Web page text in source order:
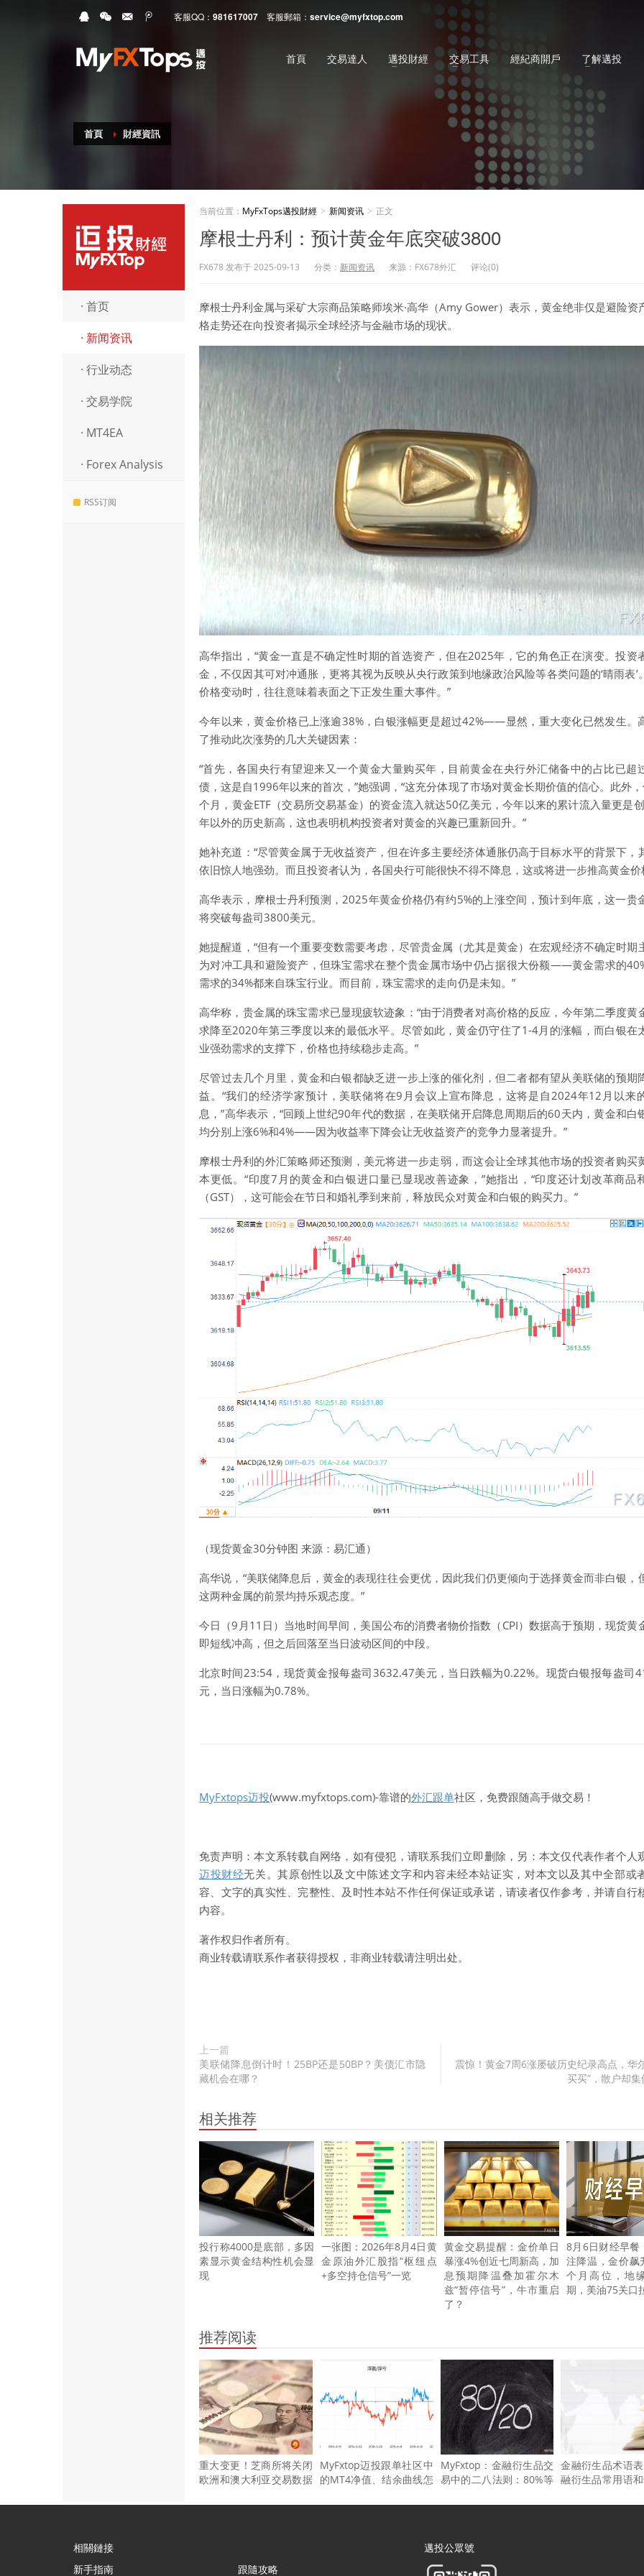
客服QQ： 981617007 客服郵箱： service@myfxtop.com
首頁 交易達人 邁投財經 交易工具 經紀商開戶 了解邁投
首頁 財經資訊
· 首页
· 新闻资讯
· 行业动态
· 交易学院
· MT4EA
· Forex Analysis
RSS订阅
当前位置： MyFxTops邁投財經 > 新闻资讯 > 正文
摩根士丹利：预计黄金年底突破3800
FX678 发布于 2025-09-13 分类： 新闻资讯 来源：FX678外汇 评论(0)
摩根士丹利金属与采矿大宗商品策略师埃米·高华（Amy Gower）表示，黄金绝非仅是避险资
格走势还在向投资者揭示全球经济与金融市场的现状。
高华指出，“黄金一直是不确定性时期的首选资产，但在2025年，它的角色正在演变。投资
金，不仅因其可对冲通胀，更将其视为反映从央行政策到地缘政治风险等各类问题的‘晴雨表’
价格变动时，往往意味着表面之下正发生重大事件。”
今年以来，黄金价格已上涨逾38%，白银涨幅更是超过42%——显然，重大变化已然发生。
了推动此次涨势的几大关键因素：
“首先，各国央行有望迎来又一个黄金大量购买年，目前黄金在央行外汇储备中的占比已超
债，这是自1996年以来的首次，”她强调，“这充分体现了市场对黄金长期价值的信心。此外
个月，黄金ETF（交易所交易基金）的资金流入就达50亿美元，今年以来的累计流入量更是
年以外的历史新高，这也表明机构投资者对黄金的兴趣已重新回升。”
她补充道：“尽管黄金属于无收益资产，但在许多主要经济体通胀仍高于目标水平的背景下，
依旧惊人地强劲。而且投资者认为，各国央行可能很快不得不降息，这或将进一步推高黄金价
高华表示，摩根士丹利预测，2025年黄金价格仍有约5%的上涨空间，预计到年底，这一贵
将突破每盎司3800美元。
她提醒道，“但有一个重要变数需要考虑，尽管贵金属（尤其是黄金）在宏观经济不确定时期
为对冲工具和避险资产，但珠宝需求在整个贵金属市场中仍占据很大份额——黄金需求的
需求的34%都来自珠宝行业。而目前，珠宝需求的走向仍是未知。”
高华称，贵金属的珠宝需求已显现疲软迹象：“由于消费者对高价格的反应，今年第二季度黄
求降至2020年第三季度以来的最低水平。尽管如此，黄金仍守住了1-4月的涨幅，而白银在
业强劲需求的支撑下，价格也持续稳步走高。”
尽管过去几个月里，黄金和白银都缺乏进一步上涨的催化剂，但二者都有望从美联储的预期
益。“我们的经济学家预计，美联储将在9月会议上宣布降息，这将是自2024年12月以来
息，”高华表示，“回顾上世纪90年代的数据，在美联储开启降息周期后的60天内，黄金和白
均分别上涨6%和4%——因为收益率下降会让无收益资产的竞争力显著提升。”
摩根士丹利的外汇策略师还预测，美元将进一步走弱，而这会让全球其他市场的投资者购买
本更低。“印度7月的黄金和白银进口量已显现改善迹象，”她指出，“印度还计划改革商品
（GST），这可能会在节日和婚礼季到来前，释放民众对黄金和白银的购买力。”
（现货黄金30分钟图 来源：易汇通）
高华说，“美联储降息后，黄金的表现往往会更优，因此我们仍更倾向于选择黄金而非白银，
这两种金属的前景均持乐观态度。”
今日（9月11日）当地时间早间，美国公布的消费者物价指数（CPI）数据高于预期，现货黄
即短线冲高，但之后回落至当日波动区间的中段。
北京时间23:54， 现货黄金报每盎司3632.47美元，当日跌幅为0.22%。 现货白银报每盎司
元，当日涨幅为0.78%。
MyFxtops迈投(www.myfxtops.com)-靠谱的外汇跟单社区，免费跟随高手做交易！
免责声明：本文系转载自网络，如有侵犯，请联系我们立即删除，另：本文仅代表作者个人
迈投财经无关。其原创性以及文中陈述文字和内容未经本站证实，对本文以及其中全部或
容、文字的真实性、完整性、及时性本站不作任何保证或承诺，请读者仅作参考，并请自行
内容。
著作权归作者所有。
商业转载请联系作者获得授权，非商业转载请注明出处。
上一篇
美联储降息倒计时！25BP还是50BP？美债汇市隐
藏机会在哪？
震惊！黄金7周6涨屡破历史纪录高点，华
买买”，散户却
相关推荐
投行称4000是底部，多因
素显示黄金结构性机会显
现
一张图：2026年8月4日黄
金原油外汇股指“枢纽点
+多空持仓信号”一览
黄金交易提醒：金价单日
暴涨4%创近七周新高，加
息预期降温叠加霍尔木
兹“暂停信号”，牛市重启
了？
8月6日财经早餐
注降温，金价飙
个月高位，地
期，美油75关口
推荐阅读
重大变更！芝商所将关闭
欧洲和澳大利亚交易数据
MyFxtop迈投跟单社区中
的MT4净值、结余曲线怎
MyFxtop：金融衍生品交
易中的二八法则：80%等
金融衍生品术语
融衍生品常用语
相關鏈接
新手指南
跟隨攻略
邁投公眾號